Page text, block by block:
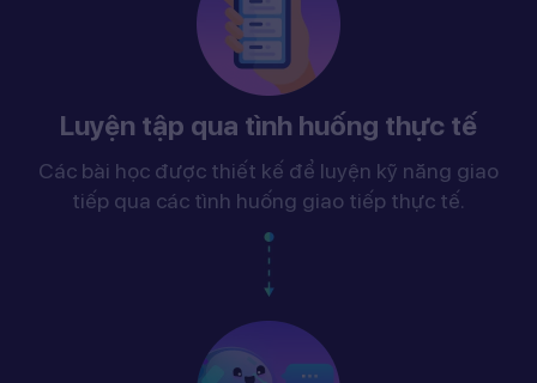
Luyện tập qua tình huống thực tế
Các bài học được thiết kế để luyện kỹ năng giao
tiếp qua các tình huống giao tiếp thực tế.